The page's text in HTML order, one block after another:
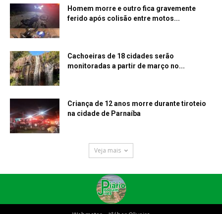
Homem morre e outro fica gravemente
ferido após colisão entre motos...
Cachoeiras de 18 cidades serão
monitoradas a partir de março no...
Criança de 12 anos morre durante tiroteio
na cidade de Parnaíba
Veja mais